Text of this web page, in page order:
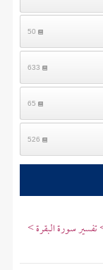
50
633
65
526
تفسير سورة البقرة >